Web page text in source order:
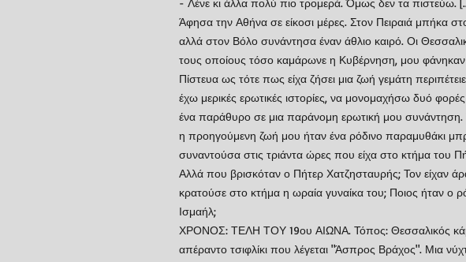
- Λένε κι άλλα πολύ πιο τρομερά. Όμως δεν τα πιστεύω.
Άφησα την Αθήνα σε είκοσι μέρες. Στον Πειραιά μπήκα
αλλά στον Βόλο συνάντησα έναν άθλιο καιρό. Οι
τους οποίους τόσο καμάρωνε η Κυβέρνηση, μου φάνηκαν
Πίστευα ως τότε πως είχα ζήσει μια ζωή γεμάτη
έχω μερικές ερωτικές ιστορίες, να μονομαχήσω δυό
ένα παράθυρο σε μια παράνομη ερωτική μου
η προηγούμενη ζωή μου ήταν ένα ρόδινο παραμυθάκι
συναντούσα στις τριάντα ώρες που είχα στο κτήμα του
Αλλά που βρισκόταν ο Πήτερ Χατζησταυρής; Τον είχαν
κρατούσε στο κτήμα η ωραία γυναίκα του; Ποιος ήταν ο
Ισμαήλ;
ΧΡΟΝΟΣ: ΤΕΛΗ ΤΟΥ 19ου ΑΙΩΝΑ. Τόπος: Θεσσαλικός
απέραντο τσιφλίκι που λέγεται "Άσπρος Βράχος". Μια